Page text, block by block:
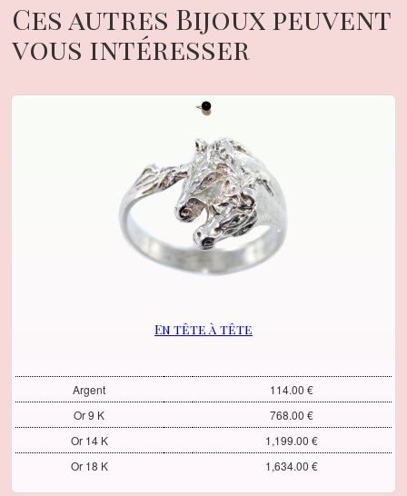
Ces autres Bijoux peuvent
vous intéresser
En tête à tête
Argent
114.00 €
Or 9 K
768.00 €
Or 14 K
1,199.00 €
Or 18 K
1,634.00 €